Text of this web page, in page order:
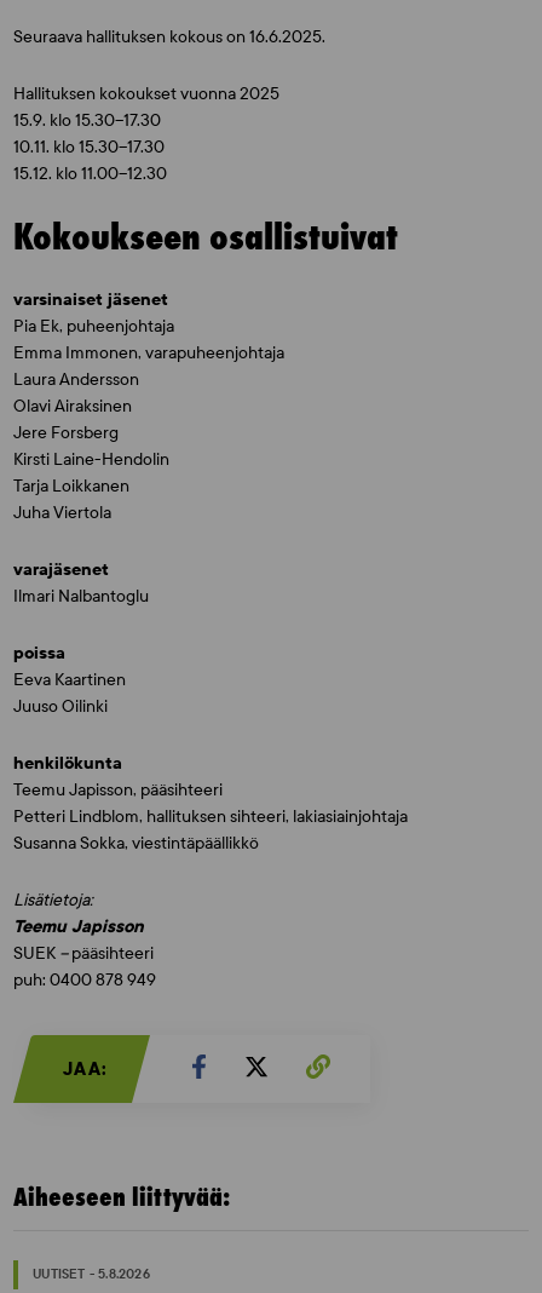
Seuraava hallituksen kokous on 16.6.2025.
Hallituksen kokoukset vuonna 2025
15.9. klo 15.30–17.30
10.11. klo 15.30–17.30
15.12. klo 11.00–12.30
Kokoukseen osallistuivat
varsinaiset jäsenet
Pia Ek, puheenjohtaja
Emma Immonen, varapuheenjohtaja
Laura Andersson
Olavi Airaksinen
Jere Forsberg
Kirsti Laine-Hendolin
Tarja Loikkanen
Juha Viertola
varajäsenet
Ilmari Nalbantoglu
poissa
Eeva Kaartinen
Juuso Oilinki
henkilökunta
Teemu Japisson, pääsihteeri
Petteri Lindblom, hallituksen sihteeri, lakiasiainjohtaja
Susanna Sokka, viestintäpäällikkö
Lisätietoja:
Teemu Japisson
SUEK –pääsihteeri
puh: 0400 878 949
JAA:
Aiheeseen liittyvää:
UUTISET - 5.8.2026